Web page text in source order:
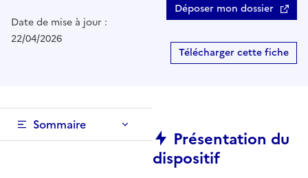
Date de mise à jour :
22/04/2026
Déposer mon dossier
Télécharger cette fiche
Sommaire
Présentation du
dispositif